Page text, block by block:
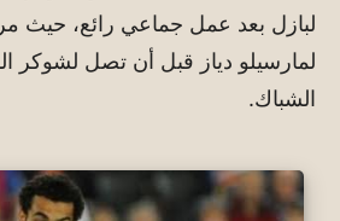
لبازل بعد عمل جماعي رائع، حيث
لمارسيلو دياز قبل أن تصل لشوكر
الشباك.